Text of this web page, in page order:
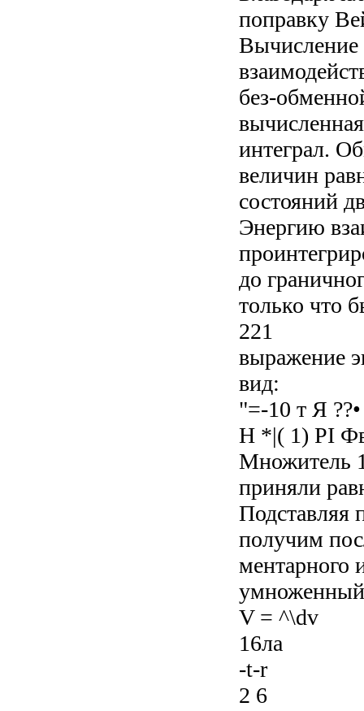
поправку
Вычисление
без-
интеграл.
величин
состояний
Энергию
до
только что
221
выражение
вид:
"=-10 т Я
Н *|( 1) РI
Множитель
приняли
Подставляя
получим
ментарного
V = ^\dv
16ла
-t-r
2 6